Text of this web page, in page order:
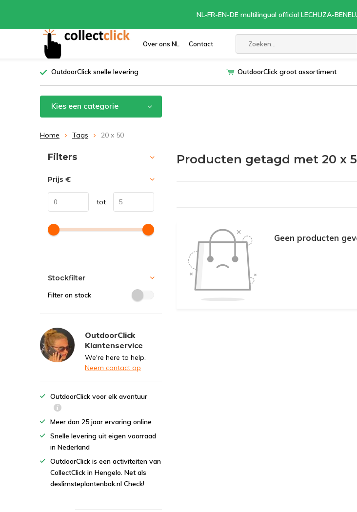
Over ons NL Contact
NL-FR-EN-DE multilingual official LECHUZA-
OutdoorClick snelle levering OutdoorClick groot assortiment
Kies een categorie
Home Tags 20 x 50
Producten getagd met 20 x
Geen producten
Sorteren op:
Filters
Prijs €
tot
Stockfilter
Filter on stock
OutdoorClick
Klantenservice
We're here to help.
Neem contact op
OutdoorClick voor elk avontuur
Meer dan 25 jaar ervaring online
Snelle levering uit eigen voorraad
in Nederland
OutdoorClick is een activiteiten van
CollectClick in Hengelo. Net als
deslimsteplantenbak.nl Check!